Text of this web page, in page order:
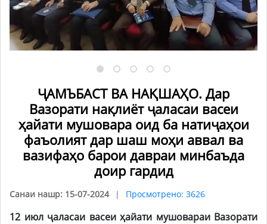
ҶАМЪБАСТ ВА НАҚШАҲО. Дар
Вазорати нақлиёт ҷаласаи васеи
ҳайати мушовара оид ба натиҷаҳои
фаъолият дар шаш моҳи аввал ва
вазифаҳо барои давраи минбаъда
доир гардид
Санаи нашр: 15-07-2024 Просмотрено: 3626
12 июл ҷаласаи васеи ҳайати мушовараи Вазорати